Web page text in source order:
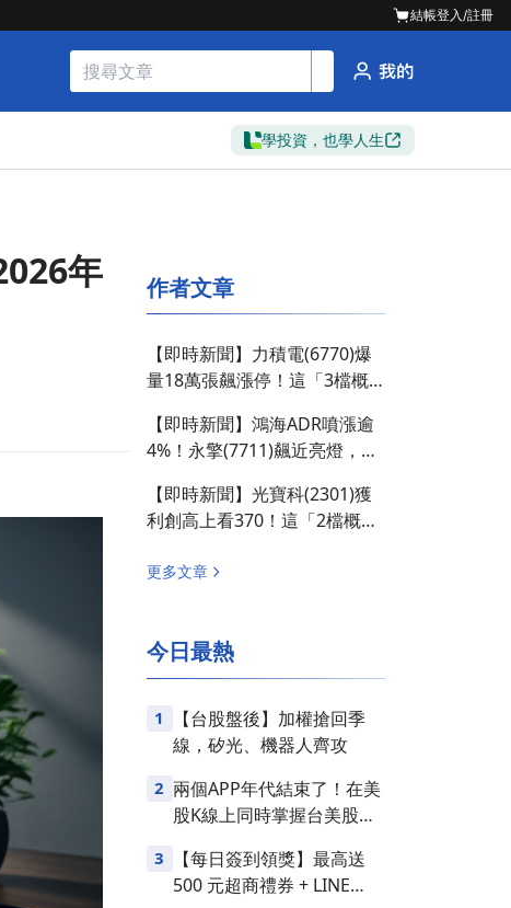
結帳登入/註冊
學投資，也學人生
年
作者文章
【即時新聞】力積電(6770)爆
量18萬張飆漲停！這「3檔概
【即時新聞】鴻海ADR噴漲逾
4%！永擎(7711)飆近亮燈，大
【即時新聞】光寶科(2301)獲
利創高上看370！這「2檔概念
更多文章
今日最熱
1
【台股盤後】加權搶回季
線，矽光、機器人齊攻
2 兩個APP年代結束了！在美
股K線上同時掌握台美股損
3
【每日簽到領獎】最高送
500 元超商禮券 + LINE